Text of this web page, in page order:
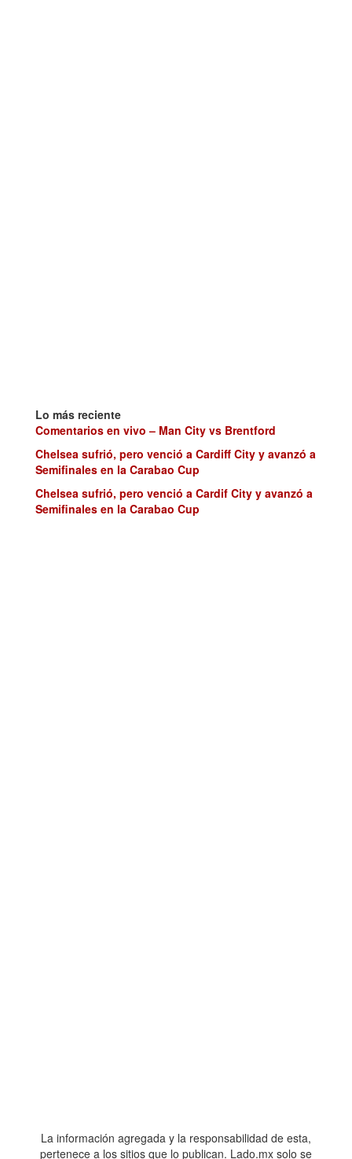
Lo más reciente
Comentarios en vivo – Man City vs Brentford
Chelsea sufrió, pero venció a Cardiff City y avanzó a
Semifinales en la Carabao Cup
Chelsea sufrió, pero venció a Cardif City y avanzó a
Semifinales en la Carabao Cup
La información agregada y la responsabilidad de esta,
pertenece a los sitios que lo publican. Lado.mx solo se